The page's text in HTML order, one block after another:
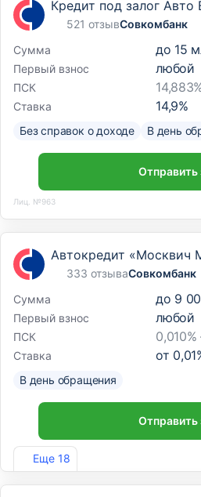
Кредит под залог Авто
521 отзывСовкомбанк
Сумма
до 15
Первый взнос любой
ПСК
Ставка 14,9%
Без справок о доходе В день
Отправить
Лиц. №963
Еще 18
Автокредит «Москвич
333 отзываСовкомбанк
Сумма
до 9
Первый взнос любой
ПСК 0,010%
Ставка от 0,01
В день обращения
Отправить
Лиц. №963